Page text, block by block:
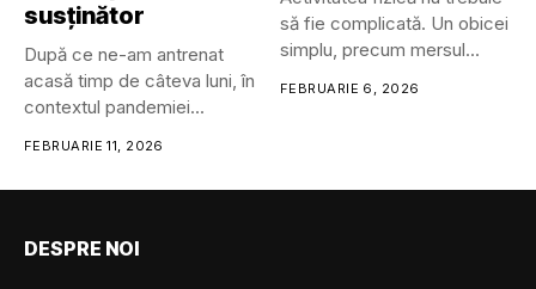
susținător
După ce ne-am antrenat
acasă timp de câteva luni, în
contextul pandemiei...
FEBRUARIE 11, 2026
să fie complicată. Un obicei
simplu, precum mersul...
FEBRUARIE 6, 2026
DESPRE NOI